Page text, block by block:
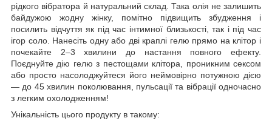
рідкого вібратора й натуральний склад. Така олія не залишить
байдужою жодну жінку, помітно підвищить збудження і
посилить відчуття як під час інтимної близькості, так і під час
ігор соло. Нанесіть одну або дві краплі гелю прямо на клітор і
почекайте 2–3 хвилини до настання повного ефекту.
Поєднуйте дію гелю з пестощами клітора, проникним сексом
або просто насолоджуйтеся його неймовірно потужною дією
— до 45 хвилин поколювання, пульсації та вібрації одночасно
з легким охолодженням!
Унікальність цього продукту в такому: